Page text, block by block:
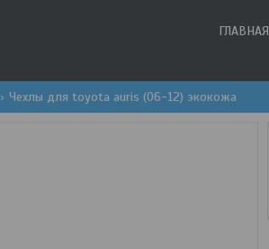
ГЛАВНАЯ
Чехлы для toyota auris (06-12) экокожа